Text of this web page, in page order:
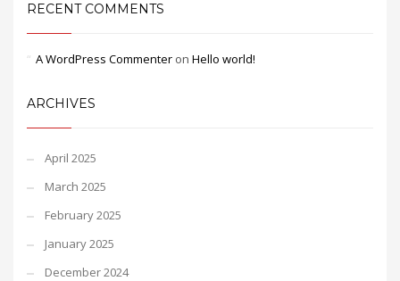
RECENT COMMENTS
A WordPress Commenter on Hello world!
ARCHIVES
April 2025
March 2025
February 2025
January 2025
December 2024